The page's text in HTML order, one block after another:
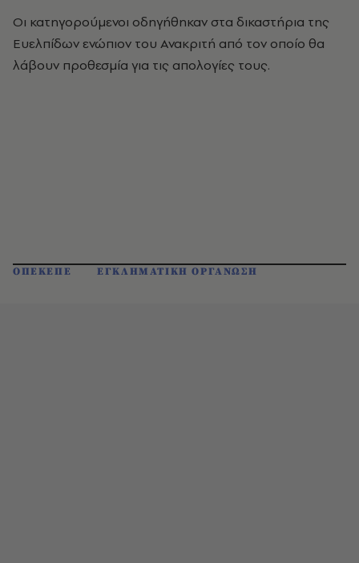
Οι κατηγορούμενοι οδηγήθηκαν στα δικαστήρια της
Ευελπίδων ενώπιον του Ανακριτή από τον οποίο θα
λάβουν προθεσμία για τις απολογίες τους.
ΟΠΕΚΕΠΕ ΕΓΚΛΗΜΑΤΙΚΗ ΟΡΓΑΝΩΣΗ